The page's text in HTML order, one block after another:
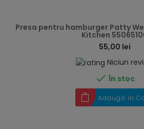
Presa pentru hamburger Patty
Kitchen
55,00 lei
Niciun
 În stoc
Adaugă în